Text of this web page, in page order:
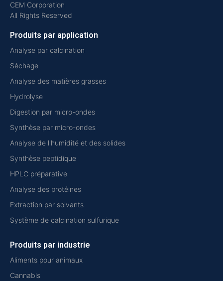
CEM Corporation
All Rights Reserved
Produits par application
Analyse par calcination
Séchage
Analyse des matières grasses
Hydrolyse
Digestion par micro-ondes
Synthèse par micro-ondes
Analyse de l'humidité et des solides
Synthèse peptidique
HPLC préparative
Analyse des protéines
Extraction par solvants
Système de calcination sulfurique
Produits par industrie
Aliments pour animaux
Cannabis